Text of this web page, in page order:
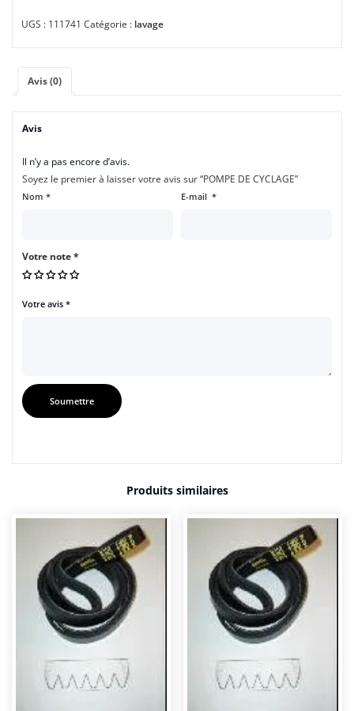
UGS : 111741 Catégorie : lavage
Avis (0)
Avis
Il n’y a pas encore d’avis.
Soyez le premier à laisser votre avis sur “POMPE DE CYCLAGE”
Nom * E-mail *
Votre note*
Votre avis *
Produits similaires